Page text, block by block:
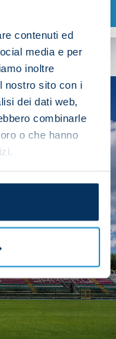
contenuti ed
media e per
inoltre
nostro sito con i
dei dati web,
combinarle
o che hanno
JOURNEY